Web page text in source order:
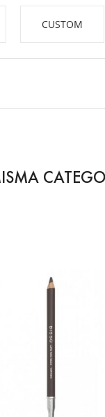
CUSTOM